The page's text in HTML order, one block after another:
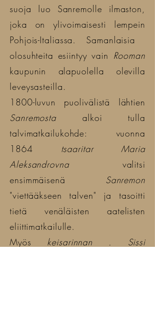
suoja luo Sanremolle ilmaston,
joka on ylivoimaisesti lempein
Pohjois-Italiassa. Samanlaisia ​​
olosuhteita esiintyy vain Rooman
kaupunin alapuolella olevilla
leveysasteilla.
1800-luvun puolivälistä lähtien
Sanremosta alkoi tulla
talvimatkailukohde: vuonna
1864 tsaaritar Maria
Aleksandrovnavalitsi
ensimmäisenä Sanremon
"viettääkseen talven" ja tasoitti
tietä venäläisten aatelisten
eliittimatkailulle.
Myös keisarinnan .
Sissi